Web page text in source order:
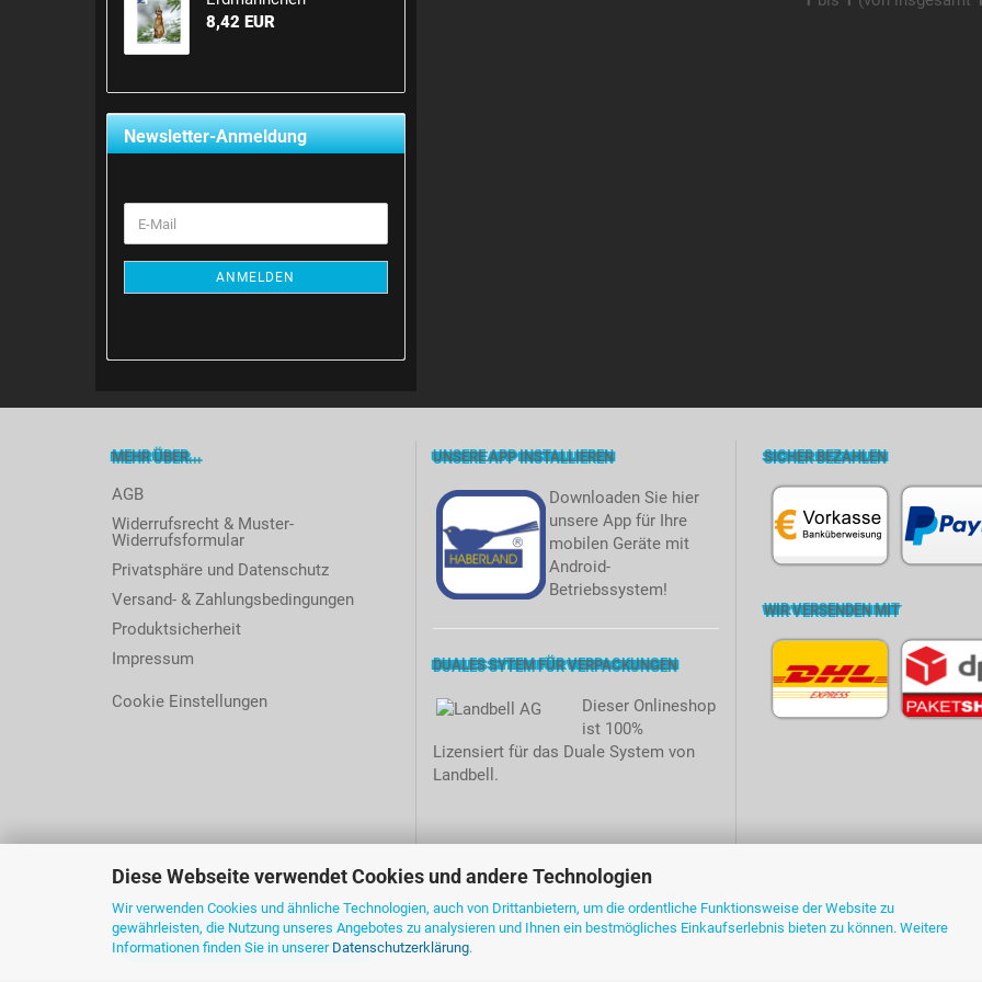
Diese Webseite verwendet Cookies und andere Technologien
Wir verwenden Cookies und ähnliche Technologien, auch von Drittanbietern, um die ordentliche Funktionsweise der Website zu
gewährleisten, die Nutzung unseres Angebotes zu analysieren und Ihnen ein bestmögliches Einkaufserlebnis bieten zu können. Weitere
Informationen finden Sie in unserer Datenschutzerklärung.
8,42 EUR
Newsletter-Anmeldung
E-
Mail
ANMELDEN
MEHR ÜBER...
AGB
Widerrufsrecht & Muster-
Widerrufsformular
Privatsphäre und Datenschutz
Versand- & Zahlungsbedingungen
Produktsicherheit
Impressum
Cookie Einstellungen
UNSERE APP INSTALLIEREN
Downloaden Sie hier
unsere App für Ihre
mobilen Geräte mit
Android-
Betriebssystem!
DUALES SYTEM FÜR VERPACKUNGEN
Dieser Onlineshop
ist 100%
Lizensiert für das Duale System von
Landbell.
SICHER BEZAHLEN
WIR VERSENDEN MIT
VERTRAG WIDERRUFEN